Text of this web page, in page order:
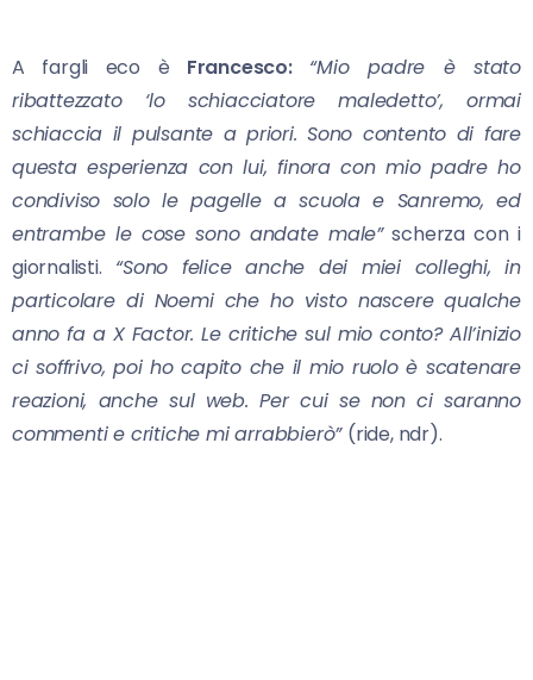
A fargli eco è Francesco: “Mio padre è stato
ribattezzato ‘lo schiacciatore maledetto’, ormai
schiaccia il pulsante a priori. Sono contento di fare
questa esperienza con lui, finora con mio padre ho
condiviso solo le pagelle a scuola e Sanremo, ed
entrambe le cose sono andate male”scherza con i
giornalisti. “Sono felice anche dei miei colleghi, in
particolare di Noemi che ho visto nascere qualche
anno fa a X Factor. Le critiche sul mio conto? All’inizio
ci soffrivo, poi ho capito che il mio ruolo è scatenare
reazioni, anche sul web. Per cui se non ci saranno
commenti e critiche mi arrabbierò” (ride, ndr).